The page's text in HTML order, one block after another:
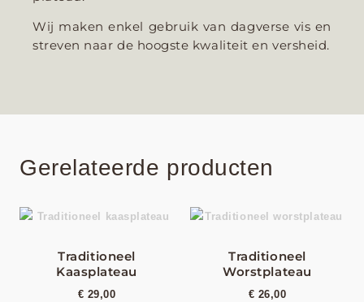
Wij maken enkel gebruik van dagverse vis en
streven naar de hoogste kwaliteit en versheid.
Gerelateerde producten
Traditioneel
Kaasplateau
€ 29,00
Traditioneel
Worstplateau
€ 26,00